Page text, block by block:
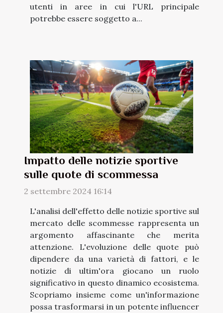
utenti in aree in cui l'URL principale
potrebbe essere soggetto a...
Impatto delle notizie sportive
sulle quote di scommessa
2 settembre 2024 16:14
L'analisi dell'effetto delle notizie sportive sul
mercato delle scommesse rappresenta un
argomento affascinante che merita
attenzione. L'evoluzione delle quote può
dipendere da una varietà di fattori, e le
notizie di ultim'ora giocano un ruolo
significativo in questo dinamico ecosistema.
Scopriamo insieme come un'informazione
possa trasformarsi in un potente influencer